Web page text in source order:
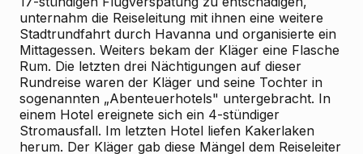
unternahm die Reiseleitung mit ihnen eine weitere
Stadtrundfahrt durch Havanna und organisierte ein
Mittagessen. Weiters bekam der Kläger eine Flasche
Rum. Die letzten drei Nächtigungen auf dieser
Rundreise waren der Kläger und seine Tochter in
sogenannten „Abenteuerhotels" untergebracht. In
einem Hotel ereignete sich ein 4-stündiger
Stromausfall. Im letzten Hotel liefen Kakerlaken
herum. Der Kläger gab diese Mängel dem Reiseleiter